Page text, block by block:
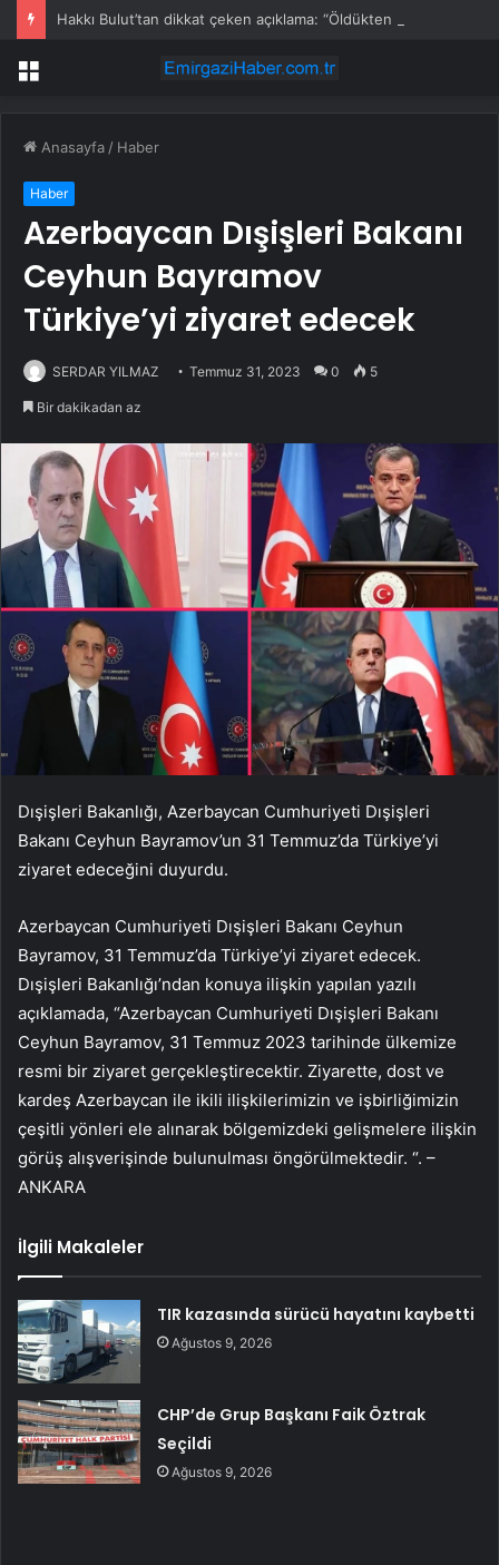
Menü
Anasayfa / Haber
Haber
Azerbaycan Dışişleri Bakanı
Ceyhun Bayramov
Türkiye’yi ziyaret edecek
SERDAR YILMAZ Temmuz 31, 2023 0 5
Bir dakikadan az
Dışişleri Bakanlığı, Azerbaycan Cumhuriyeti Dışişleri
Bakanı Ceyhun Bayramov’un 31 Temmuz’da Türkiye’yi
ziyaret edeceğini duyurdu.
Azerbaycan Cumhuriyeti Dışişleri Bakanı Ceyhun
Bayramov, 31 Temmuz’da Türkiye’yi ziyaret edecek.
Dışişleri Bakanlığı’ndan konuya ilişkin yapılan yazılı
açıklamada, “Azerbaycan Cumhuriyeti Dışişleri Bakanı
Ceyhun Bayramov, 31 Temmuz 2023 tarihinde ülkemize
resmi bir ziyaret gerçekleştirecektir. Ziyarette, dost ve
kardeş Azerbaycan ile ikili ilişkilerimizin ve işbirliğimizin
çeşitli yönleri ele alınarak bölgemizdeki gelişmelere ilişkin
görüş alışverişinde bulunulması öngörülmektedir. “. –
ANKARA
İlgili Makaleler
TIR kazasında sürücü hayatını kaybetti
Ağustos 9, 2026
CHP’de Grup Başkanı Faik Öztrak
Seçildi
Ağustos 9, 2026